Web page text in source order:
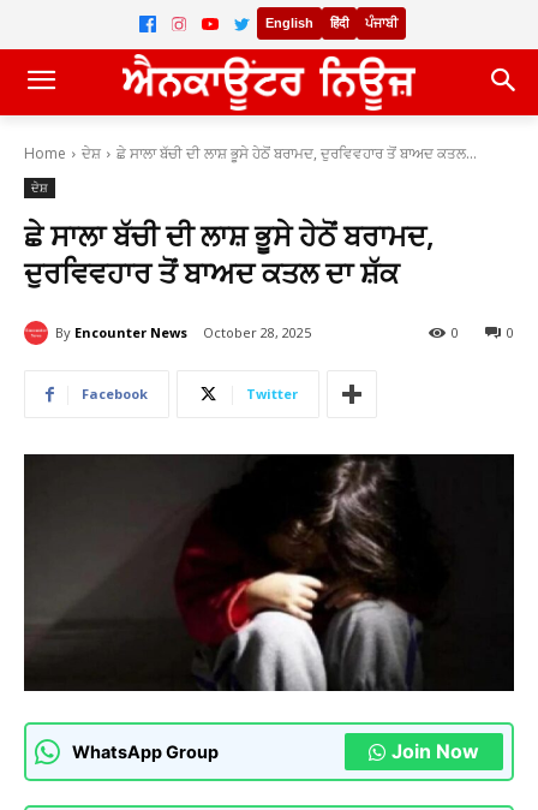
English हिंदी ਪੰਜਾਬੀ
Home ਦੇਸ਼ ਛੇ ਸਾਲਾ ਬੱਚੀ ਦੀ ਲਾਸ਼ ਭੂਸੇ ਹੇਠੋਂ ਬਰਾਮਦ, ਦੁਰਵਿਵਹਾਰ ਤੋਂ ਬਾਅਦ ਕਤਲ...
ਦੇਸ਼
ਛੇ ਸਾਲਾ ਬੱਚੀ ਦੀ ਲਾਸ਼ ਭੂਸੇ ਹੇਠੋਂ ਬਰਾਮਦ,
ਦੁਰਵਿਵਹਾਰ ਤੋਂ ਬਾਅਦ ਕਤਲ ਦਾ ਸ਼ੱਕ
By Encounter News October 28, 2025 0
0
Facebook Twitter
WhatsApp Group Join Now